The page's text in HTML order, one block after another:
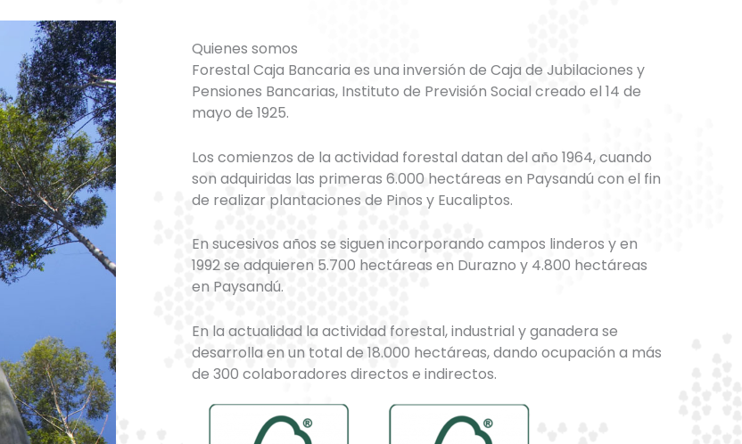
Quienes somos
Forestal Caja Bancaria es una inversión de Caja de Jubilaciones y
Pensiones Bancarias, Instituto de Previsión Social creado el 14 de
mayo de 1925.
Los comienzos de la actividad forestal datan del año 1964, cuando
son adquiridas las primeras 6.000 hectáreas en Paysandú con el fin
de realizar plantaciones de Pinos y Eucaliptos.
En sucesivos años se siguen incorporando campos linderos y en
1992 se adquieren 5.700 hectáreas en Durazno y 4.800 hectáreas
en Paysandú.
En la actualidad la actividad forestal, industrial y ganadera se
desarrolla en un total de 18.000 hectáreas, dando ocupación a más
de 300 colaboradores directos e indirectos.